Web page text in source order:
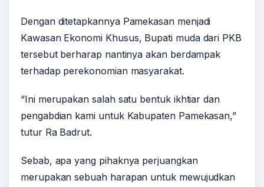
Dengan ditetapkannya Pamekasan menjadi
Kawasan Ekonomi Khusus, Bupati muda dari PKB
tersebut berharap nantinya akan berdampak
terhadap perekonomian masyarakat.
“Ini merupakan salah satu bentuk ikhtiar dan
pengabdian kami untuk Kabupaten Pamekasan,”
tutur Ra Badrut.
Sebab, apa yang pihaknya perjuangkan
merupakan sebuah harapan untuk mewujudkan